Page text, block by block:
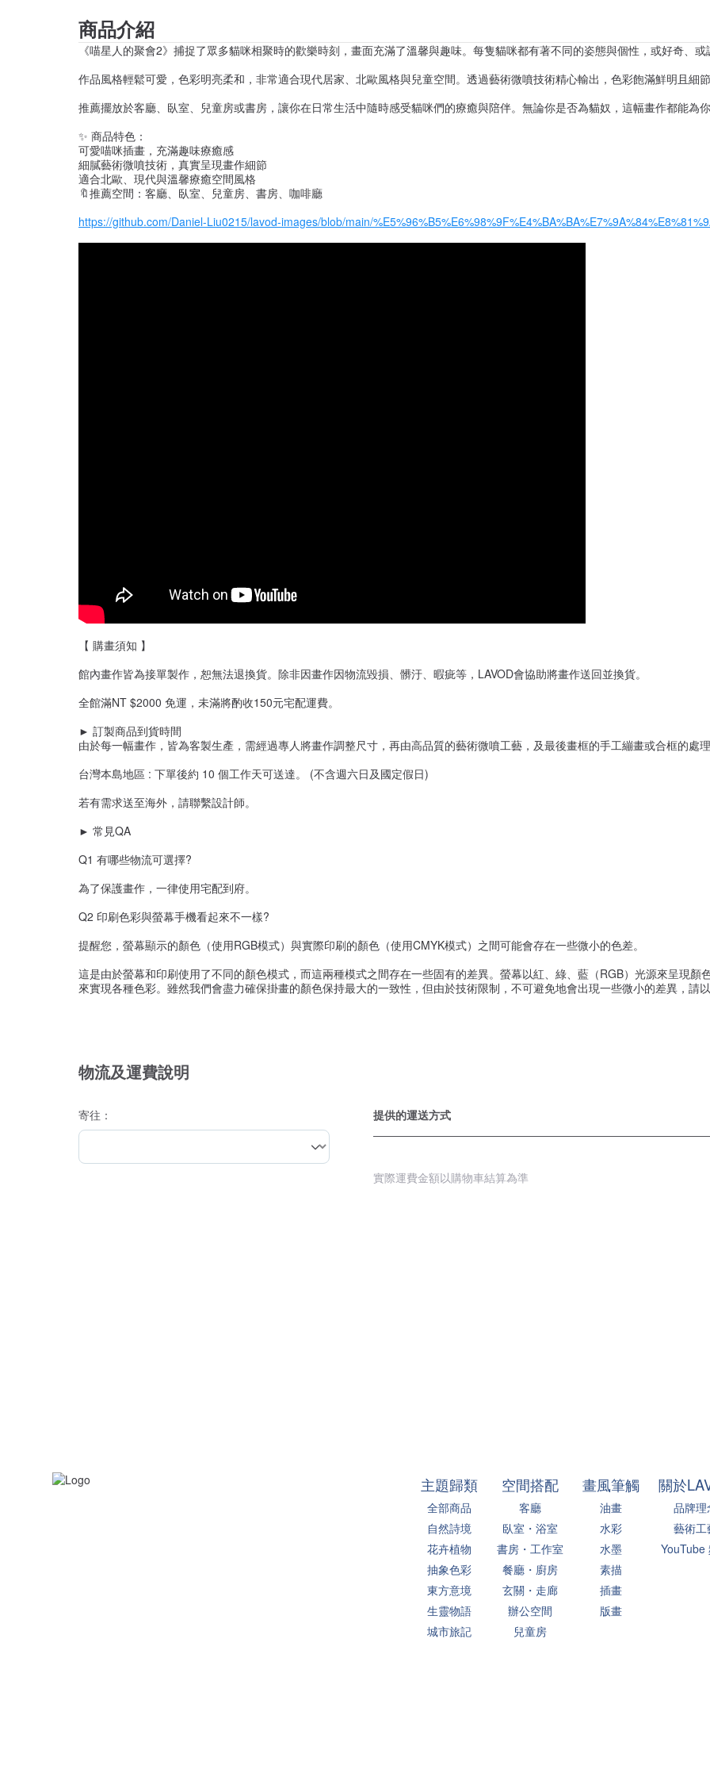
商品介紹
《喵星人的聚會2》捕捉了眾多貓咪相聚時的歡樂時刻，畫面充滿了溫馨與趣味。每隻貓咪都有著不同的姿態與個性，或好奇、
作品風格輕鬆可愛，色彩明亮柔和，非常適合現代居家、北歐風格與兒童空間。透過藝術微噴技術精心輸出，色彩飽滿鮮明且細
推薦擺放於客廳、臥室、兒童房或書房，讓你在日常生活中隨時感受貓咪們的療癒與陪伴。無論你是否為貓奴，這幅畫作都能為
✨ 商品特色：
可愛喵咪插畫，充滿趣味療癒感
細膩藝術微噴技術，真實呈現畫作細節
適合北歐、現代與溫馨療癒空間風格
🔖推薦空間：客廳、臥室、兒童房、書房、咖啡廳
https://github.com/Daniel-Liu0215/lavod-images/blob/main/
【 購畫須知 】
館內畫作皆為接單製作，恕無法退換貨。除非因畫作因物流毀損、髒汙、暇疵等，LAVOD會協助將畫作送回並換貨。
全館滿NT $2000 免運，未滿將酌收150元宅配運費。
► 訂製商品到貨時間
由於每一幅畫作，皆為客製生產，需經過專人將畫作調整尺寸，再由高品質的藝術微噴工藝，及最後畫框的手工繃畫或合框的處
台灣本島地區 : 下單後約 10 個工作天可送達。 (不含週六日及國定假日)
若有需求送至海外，請聯繫設計師。
► 常見QA
Q1 有哪些物流可選擇?
為了保護畫作，一律使用宅配到府。
Q2 印刷色彩與螢幕手機看起來不一樣?
提醒您，螢幕顯示的顏色（使用RGB模式）與實際印刷的顏色（使用CMYK模式）之間可能會存在一些微小的色差。
這是由於螢幕和印刷使用了不同的顏色模式，而這兩種模式之間存在一些固有的差異。螢幕以紅、綠、藍（RGB）光源來呈現
來實現各種色彩。雖然我們會盡力確保掛畫的顏色保持最大的一致性，但由於技術限制，不可避免地會出現一些微小的差異，請
物流及運費說明
寄往： 提供的運送方式
實際運費金額以購物車結算為準
主題歸類
全部商品
自然詩境
花卉植物
抽象色彩
東方意境
生靈物語
城市旅記
空間搭配
客廳
臥室・浴室
書房・工作室
餐廳・廚房
玄關・走廊
辦公空間
兒童房
畫風筆觸
油畫
水彩
水墨
素描
插畫
版畫
關於
品牌理
藝術工
YouTube